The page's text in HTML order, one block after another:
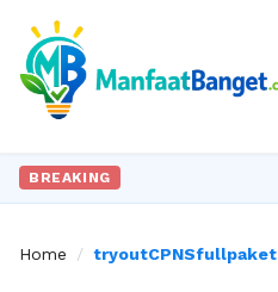
BREAKING
Home / tryoutCPNSfullpaket